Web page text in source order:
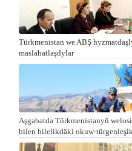
Türkmenistan we ABŞ
maslahatlaşdylar
Aşgabatda Türkmenistanyň
bilen bilelikdäki okuw-